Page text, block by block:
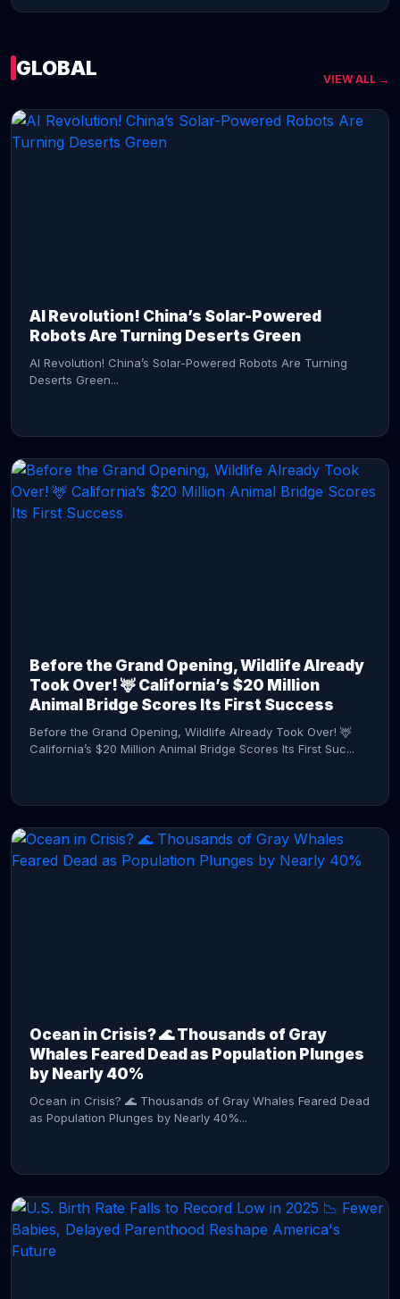
GLOBAL VIEW ALL →
AI Revolution! China’s Solar-Powered
Robots Are Turning Deserts Green
AI Revolution! China’s Solar-Powered Robots Are Turning
Deserts Green...
Before the Grand Opening, Wildlife Already
Took Over! 🦌 California’s $20 Million
Animal Bridge Scores Its First Success
Before the Grand Opening, Wildlife Already Took Over! 🦌
California’s $20 Million Animal Bridge Scores Its First Suc...
Ocean in Crisis? 🌊 Thousands of Gray
Whales Feared Dead as Population Plunges
by Nearly 40%
Ocean in Crisis? 🌊 Thousands of Gray Whales Feared Dead
as Population Plunges by Nearly 40%...